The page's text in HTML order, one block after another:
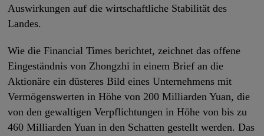
Auswirkungen auf die wirtschaftliche Stabilität des
Landes.
Wie die Financial Times berichtet, zeichnet das offene
Eingeständnis von Zhongzhi in einem Brief an die
Aktionäre ein düsteres Bild eines Unternehmens mit
Vermögenswerten in Höhe von 200 Milliarden Yuan, die
von den gewaltigen Verpflichtungen in Höhe von bis zu
460 Milliarden Yuan in den Schatten gestellt werden. Das